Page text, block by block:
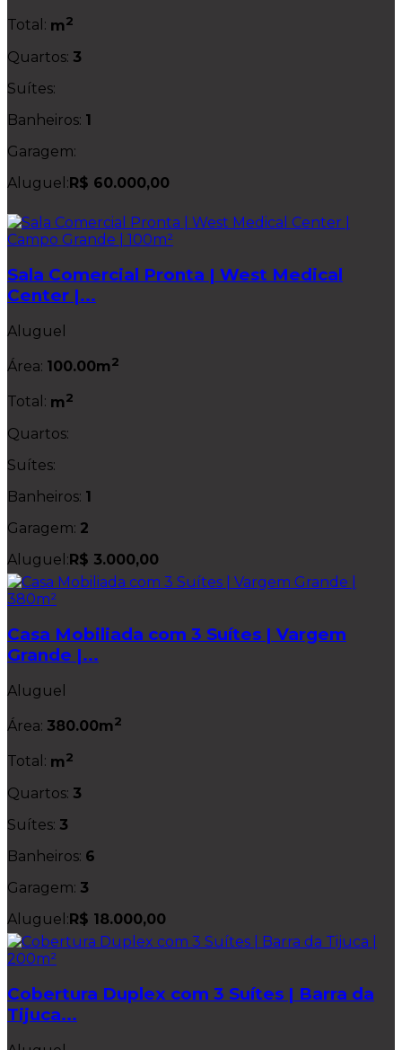
Total: m2
Quartos: 3
Suítes:
Banheiros: 1
Garagem:
Aluguel:R$ 60.000,00
Sala Comercial Pronta | West Medical
Center |...
Aluguel
Área: 100.00m2
Total: m2
Quartos:
Suítes:
Banheiros: 1
Garagem: 2
Aluguel:R$ 3.000,00
Casa Mobiliada com 3 Suítes | Vargem
Grande |...
Aluguel
Área: 380.00m2
Total: m2
Quartos: 3
Suítes: 3
Banheiros: 6
Garagem: 3
Aluguel:R$ 18.000,00
Cobertura Duplex com 3 Suítes | Barra da
Tijuca...